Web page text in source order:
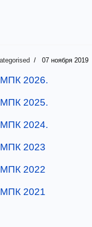
07 ноября 2019
2026.
2025.
2024.
2023
2022
2021